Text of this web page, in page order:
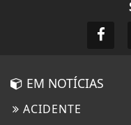
EM NOTÍCIAS
ACIDENTE